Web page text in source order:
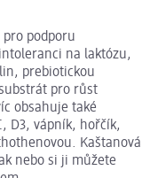
pro podporu
na laktózu,
prebiotickou
pro růst
obsahuje také
D3, vápník, hořčík,
Kaštanová
nebo si ji můžete